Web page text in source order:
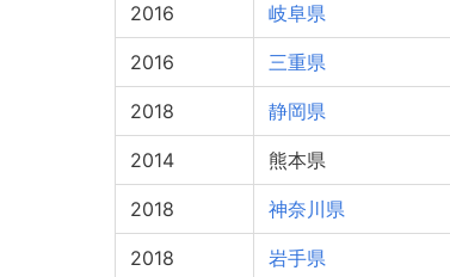
2016 岐阜県
2016 三重県
2018 静岡県
2014 熊本県
2018 神奈川県
2018 岩手県